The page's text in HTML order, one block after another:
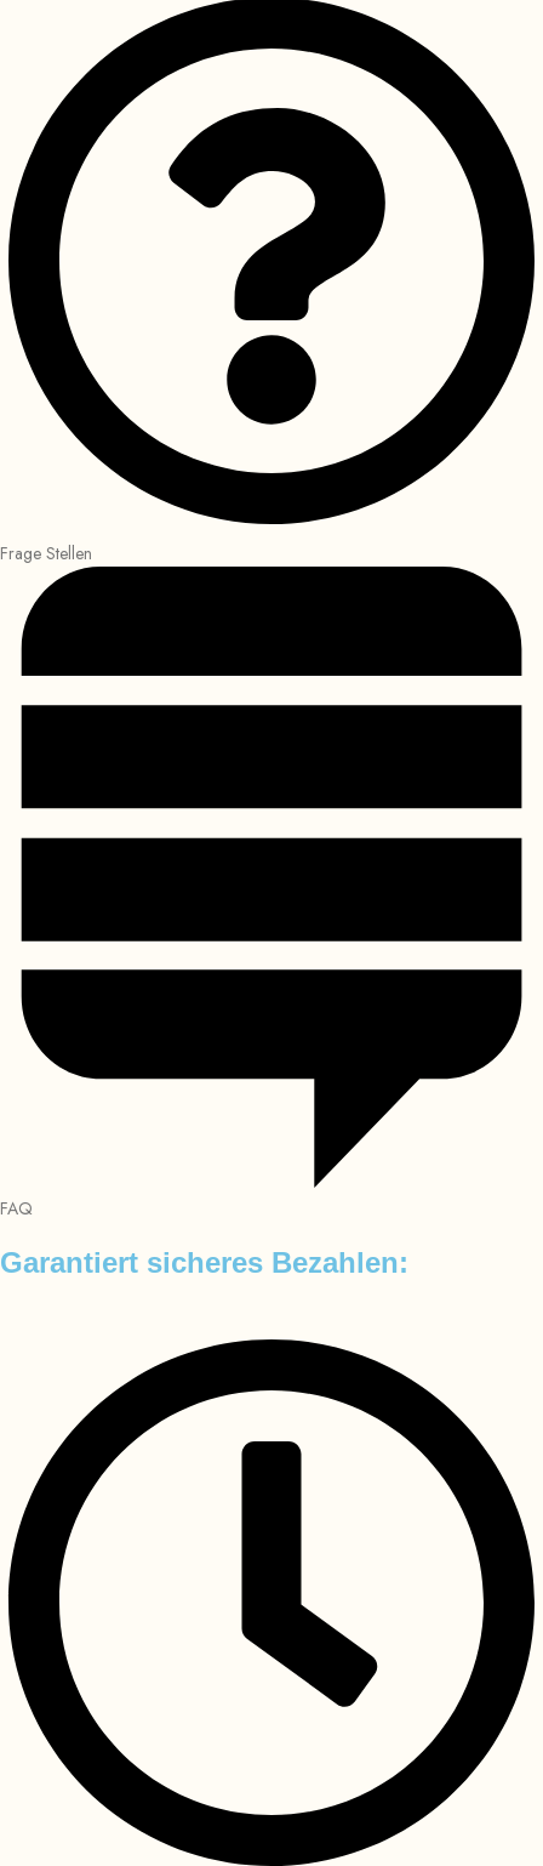
Frage Stellen
FAQ
Garantiert sicheres Bezahlen: